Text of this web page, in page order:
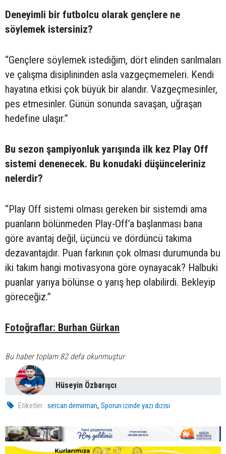
Deneyimli bir futbolcu olarak gençlere ne
söylemek istersiniz?
“Gençlere söylemek istediğim, dört elinden sarılmaları
ve çalışma disiplininden asla vazgeçmemeleri. Kendi
hayatına etkisi çok büyük bir alandır. Vazgeçmesinler,
pes etmesinler. Günün sonunda savaşan, uğraşan
hedefine ulaşır.”
Bu sezon şampiyonluk yarışında ilk kez Play Off
sistemi denenecek. Bu konudaki düşünceleriniz
nelerdir?
“Play Off sistemi olması gereken bir sistemdi ama
puanların bölünmeden Play-Off’a başlanması bana
göre avantaj değil, üçüncü ve dördüncü takıma
dezavantajdır. Puan farkının çok olması durumunda bu
iki takım hangi motivasyona göre oynayacak? Halbuki
puanlar yarıya bölünse o yarış hep olabilirdi. Bekleyip
göreceğiz.”
Fotoğraflar: Burhan Gürkan
Bu haber toplam 82 defa okunmuştur
Hüseyin Özbarışcı
Etiketler : sercan demirman,Sporun izinde yazı dizisi